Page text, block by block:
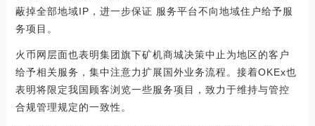
蔽掉全部地域IP，进一步保证 服务平台不向地域住户给予服
务项目。
火币网层面也表明集团旗下矿机商城决策中止为地区的客户
给予相关服务，集中注意力扩展国外业务流程。接着OKEx也
表明将限定我国顾客浏览一些服务项目，致力于维持与管控
合规管理规定的一致性。